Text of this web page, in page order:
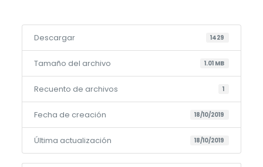
Descargar 1429
Tamaño del archivo 1.01 MB
Recuento de archivos 1
Fecha de creación 18/10/2019
Última actualización 18/10/2019